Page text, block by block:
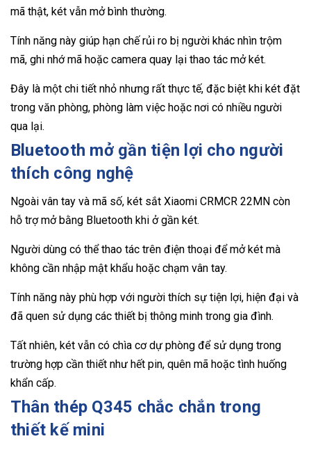
mã thật, két vẫn mở bình thường.
Tính năng này giúp hạn chế rủi ro bị người khác nhìn trộm
mã, ghi nhớ mã hoặc camera quay lại thao tác mở két.
Đây là một chi tiết nhỏ nhưng rất thực tế, đặc biệt khi két đặt
trong văn phòng, phòng làm việc hoặc nơi có nhiều người
qua lại.
Bluetooth mở gần tiện lợi cho người
thích công nghệ
Ngoài vân tay và mã số, két sắt Xiaomi CRMCR 22MN còn
hỗ trợ mở bằng Bluetooth khi ở gần két.
Người dùng có thể thao tác trên điện thoại để mở két mà
không cần nhập mật khẩu hoặc chạm vân tay.
Tính năng này phù hợp với người thích sự tiện lợi, hiện đại và
đã quen sử dụng các thiết bị thông minh trong gia đình.
Tất nhiên, két vẫn có chìa cơ dự phòng để sử dụng trong
trường hợp cần thiết như hết pin, quên mã hoặc tình huống
khẩn cấp.
Thân thép Q345 chắc chắn trong
thiết kế mini